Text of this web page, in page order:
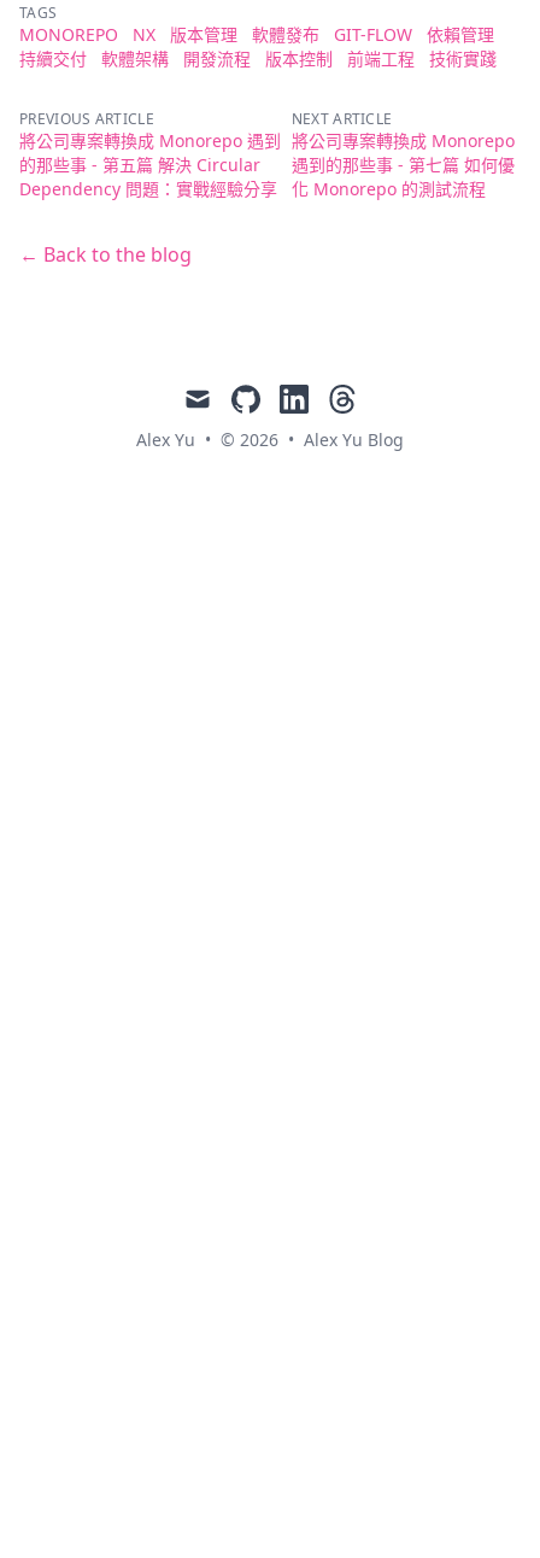
TAGS
MONOREPO NX 版本管理 軟體發布 GIT-FLOW
依賴管理
持續交付
軟體架構 開發流程 版本控制 前端工程 技術實踐
PREVIOUS ARTICLE
將公司專案轉換成 Monorepo 遇到
的那些事 - 第五篇 解決 Circular
Dependency 問題：實戰經驗分享
NEXT ARTICLE
將公司專案轉換成 Monorepo
遇到的那些事 - 第七篇 如何優
化 Monorepo 的測試流程
← Back to the blog
mail githublinkedinthreads
Alex Yu • © 2026 • Alex Yu Blog